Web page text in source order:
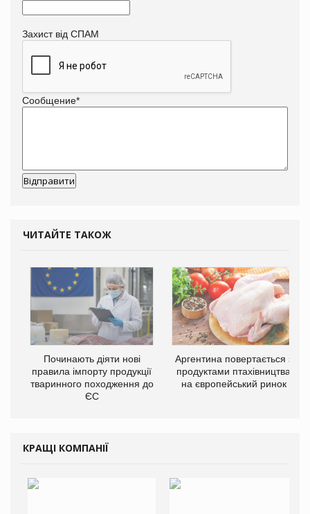
Захист від СПАМ
Сообщение*
ЧИТАЙТЕ ТАКОЖ
Починають діяти нові
правила імпорту продукції
тваринного походження до
ЄС
Аргентина повертається з
продуктами птахівництва
на європейський ринок
КРАЩІ КОМПАНІЇ